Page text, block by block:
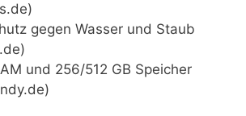
gegen Wasser und Staub
und 256/512 GB Speicher